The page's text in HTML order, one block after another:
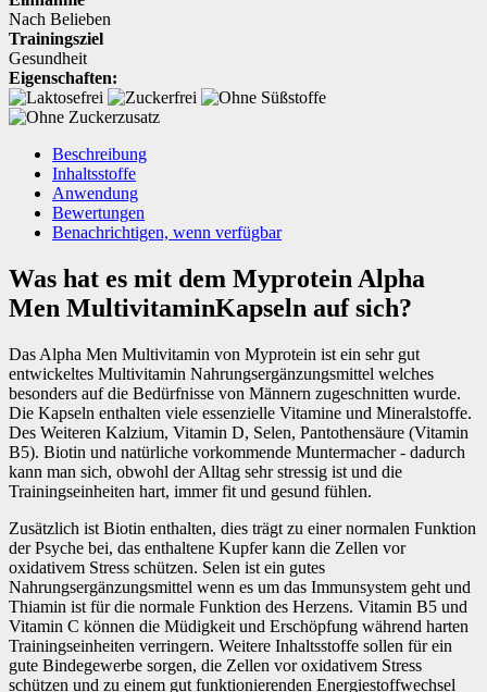
Nach Belieben
Trainingsziel
Gesundheit
Eigenschaften:
Beschreibung
Inhaltsstoffe
Anwendung
Bewertungen
Benachrichtigen, wenn verfügbar
Was hat es mit dem Myprotein Alpha
Men MultivitaminKapseln auf sich?
Das Alpha Men Multivitamin von Myprotein ist ein sehr gut
entwickeltes Multivitamin Nahrungsergänzungsmittel welches
besonders auf die Bedürfnisse von Männern zugeschnitten wurde.
Die Kapseln enthalten viele essenzielle Vitamine und Mineralstoffe.
Des Weiteren Kalzium, Vitamin D, Selen, Pantothensäure (Vitamin
B5). Biotin und natürliche vorkommende Muntermacher - dadurch
kann man sich, obwohl der Alltag sehr stressig ist und die
Trainingseinheiten hart, immer fit und gesund fühlen.
Zusätzlich ist Biotin enthalten, dies trägt zu einer normalen Funktion
der Psyche bei, das enthaltene Kupfer kann die Zellen vor
oxidativem Stress schützen. Selen ist ein gutes
Nahrungsergänzungsmittel wenn es um das Immunsystem geht und
Thiamin ist für die normale Funktion des Herzens. Vitamin B5 und
Vitamin C können die Müdigkeit und Erschöpfung während harten
Trainingseinheiten verringern. Weitere Inhaltsstoffe sollen für ein
gute Bindegewerbe sorgen, die Zellen vor oxidativem Stress
schützen und zu einem gut funktionierenden Energiestoffwechsel